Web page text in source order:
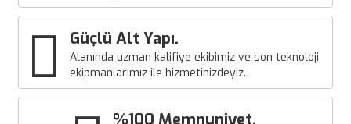
Güçlü Alt Yapı.
Alanında uzman kalifiye ekibimiz ve son teknoloji
ekipmanlarımız ile hizmetinizdeyiz.
%100 Memnuniyet.